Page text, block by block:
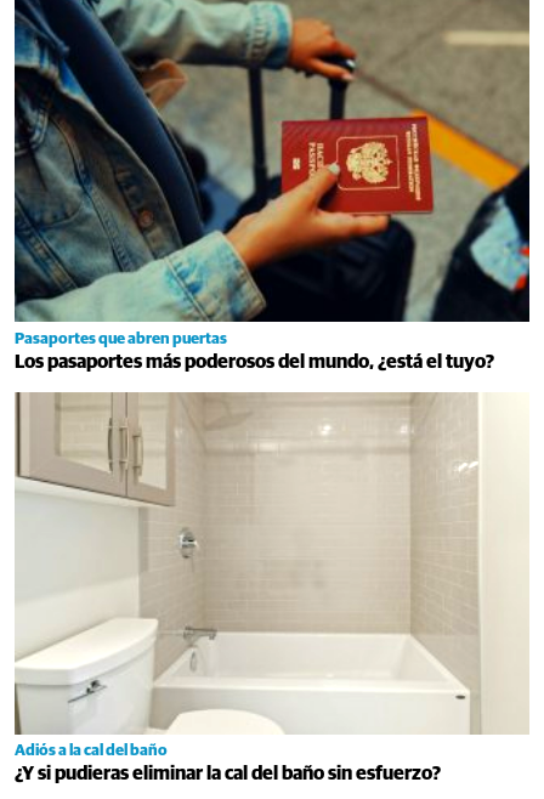
Pasaportes que abren puertas
Los pasaportes más poderosos del mundo, ¿está el tuyo?
Adiós a la cal del baño
¿Y si pudieras eliminar la cal del baño sin esfuerzo?